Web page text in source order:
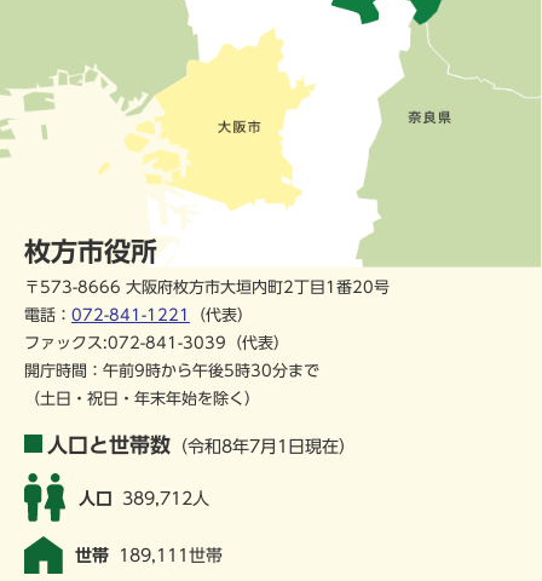
枚方市役所
〒573-8666 大阪府枚方市大垣内町2丁目1番20号
電話： 072-841-1221
（代表）
ファックス:072-841-3039（代表）
開庁時間：午前9時から午後5時30分まで
（土日・祝日・年末年始を除く）
人口と世帯数 （令和8年7月1日現在）
人口 389,712人
世帯 189,111世帯